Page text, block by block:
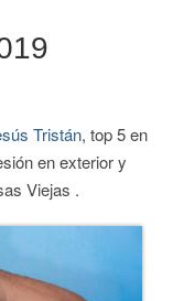
Tristán, top 5 en
en exterior y
Viejas .